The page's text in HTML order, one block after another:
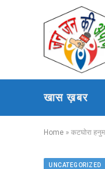
खास ख़बर
Home » कटघोरा
UNCATEGORIZED